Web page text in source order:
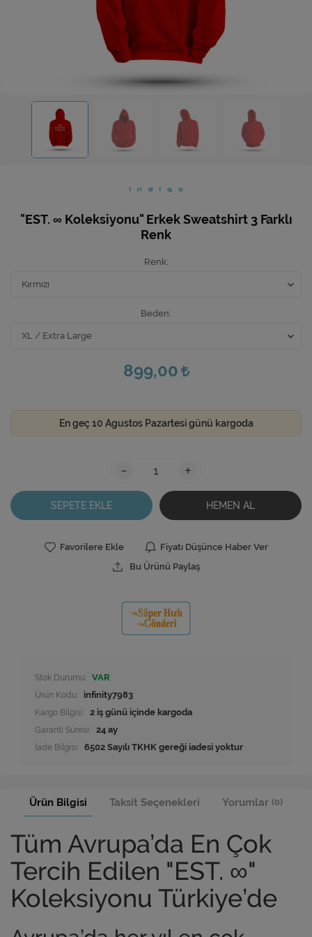
Ev Hediyeleri
Yeni İş Hediyeleri
"EST. ∞ Koleksiyonu" Erkek Sweatshirt 3 Farklı
Renk
Renk
Beden
899,00
En geç 10 Agustos Pazartesi günü kargoda
- +
SEPETE EKLE HEMEN AL
Favorilere Ekle
Fiyatı Düşünce Haber Ver
Bu Ürünü Paylaş
Stok Durumu: VAR
Ürün Kodu: infinity7983
Kargo Bilgisi: 2 iş günü içinde kargoda
Garanti Süresi: 24 ay
İade Bilgisi:
Ürün Bilgisi Taksit Seçenekleri Yorumlar (0)
Tüm Avrupa’da En Çok
Tercih Edilen "EST. ∞"
Koleksiyonu Türkiye’de